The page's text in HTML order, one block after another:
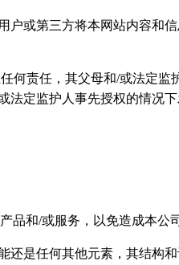
或第三方将本网站内容和
责任，其父母和/或法定
定监护人事先授权的情况下
和/或服务，以免造成本公
是任何其他元素，其结构